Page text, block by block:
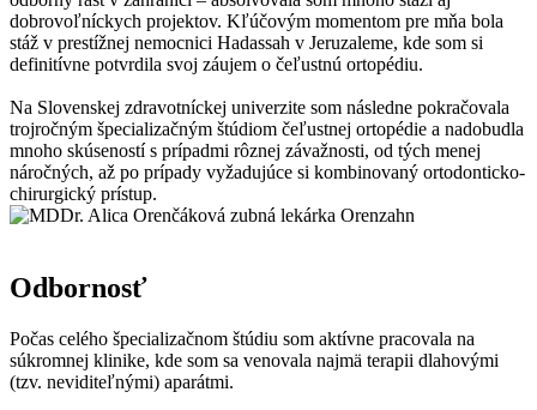
dobrovoľníckych projektov. Kľúčovým momentom pre mňa bola
stáž v prestížnej nemocnici Hadassah v Jeruzaleme, kde som si
definitívne potvrdila svoj záujem o čeľustnú ortopédiu.
Na Slovenskej zdravotníckej univerzite som následne pokračovala
trojročným špecializačným štúdiom čeľustnej ortopédie a nadobudla
mnoho skúseností s prípadmi rôznej závažnosti, od tých menej
náročných, až po prípady vyžadujúce si kombinovaný ortodonticko-
chirurgický prístup.
Odbornosť
Počas celého špecializačnom štúdiu som aktívne pracovala na
súkromnej klinike, kde som sa venovala najmä terapii dlahovými
(tzv. neviditeľnými) aparátmi.